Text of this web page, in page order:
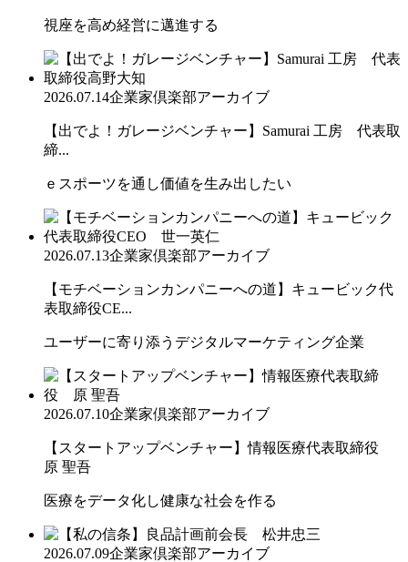
視座を高め経営に邁進する
2026.07.14企業家倶楽部アーカイブ
【出でよ！ガレージベンチャー】Samurai 工房 代表取
締...
ｅスポーツを通し価値を生み出したい
2026.07.13企業家倶楽部アーカイブ
【モチベーションカンパニーへの道】キュービック代
表取締役CE...
ユーザーに寄り添うデジタルマーケティング企業
2026.07.10企業家倶楽部アーカイブ
【スタートアップベンチャー】情報医療代表取締役
原 聖吾
医療をデータ化し健康な社会を作る
2026.07.09企業家倶楽部アーカイブ